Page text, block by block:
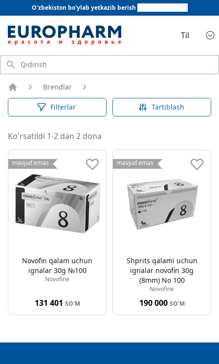
O'zbekiston bo'ylab yetkazib berish
Til
Qidirish
Bosh sahifa
Brendlar
Filterlar Tartiblash
Ko'rsatildi 1-2 dan 2 dona
mavjud emas
Novofin qalam uchun
ignalar 30g №100
Novofine
131 401 SO'M
mavjud emas
Shprits qalami uchun
ignalar novofin 30g
(8mm) No 100
Novofine
190 000 SO'M